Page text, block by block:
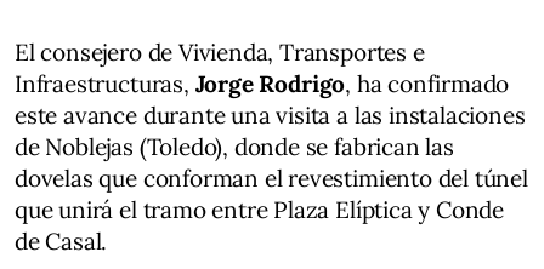
El consejero de Vivienda, Transportes e
Infraestructuras, Jorge Rodrigo, ha confirmado
este avance durante una visita a las instalaciones
de Noblejas (Toledo), donde se fabrican las
dovelas que conforman el revestimiento del túnel
que unirá el tramo entre Plaza Elíptica y Conde
de Casal.